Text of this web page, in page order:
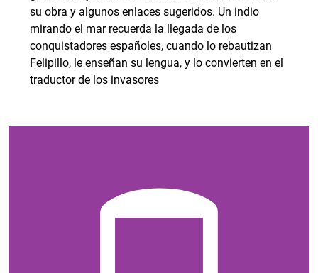
su obra y algunos enlaces sugeridos. Un indio
mirando el mar recuerda la llegada de los
conquistadores españoles, cuando lo rebautizan
Felipillo, le enseñan su lengua, y lo convierten en el
traductor de los invasores